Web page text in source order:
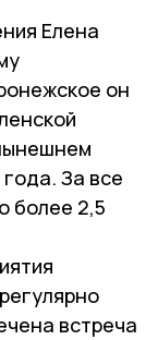
Елена
он
За все
более 2,5
встреча